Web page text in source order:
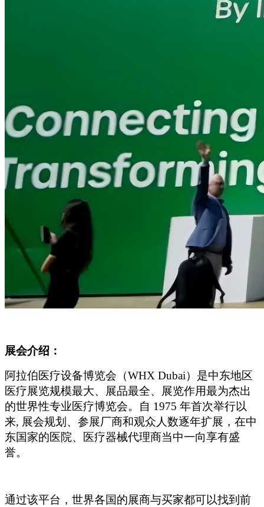
展会介绍：
阿拉伯医疗设备博览会（WHX Dubai）是中东地区
医疗展览规模最大、展品最全、展览作用最为杰出
的世界性专业医疗博览会。自 1975 年首次举行以
来, 展会规划、参展厂商和观众人数逐年扩展，在中
东国家的医院、医疗器械代理商当中一向享有盛
誉。
通过该平台，世界各国的展商与买家都可以找到前